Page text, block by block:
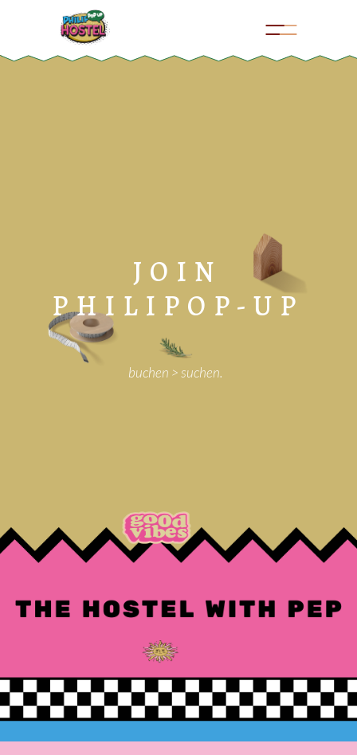
JOIN
PHILIPOP-UP
buchen > suchen.